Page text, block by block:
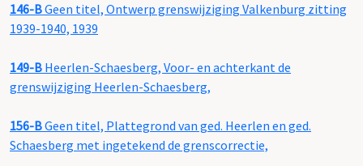
146-BGeen titel, Ontwerp grenswijziging Valkenburg zitting
1939-1940, 1939
149-B Heerlen-Schaesberg, Voor- en achterkant de
grenswijziging Heerlen-Schaesberg,
156-BGeen titel, Plattegrond van ged. Heerlen en ged.
Schaesberg met ingetekend de grenscorrectie,